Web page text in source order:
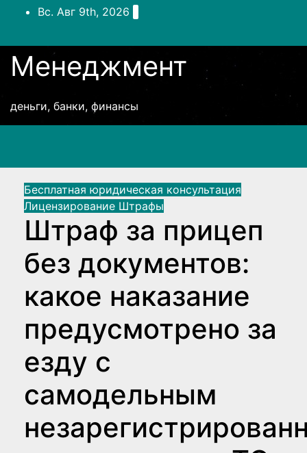
ПерейтиВс. Авг 9th, 2026
Менеджмент
деньги, банки, финансы
Бесплатная юридическая консультация
Лицензирование Штрафы
Штраф за прицеп
без документов:
какое наказание
предусмотрено за
езду с
самодельным